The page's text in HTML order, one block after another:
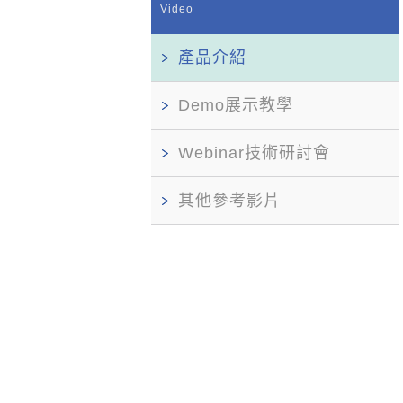
Video
產品介紹
Demo展示教學
Webinar技術研討會
其他參考影片